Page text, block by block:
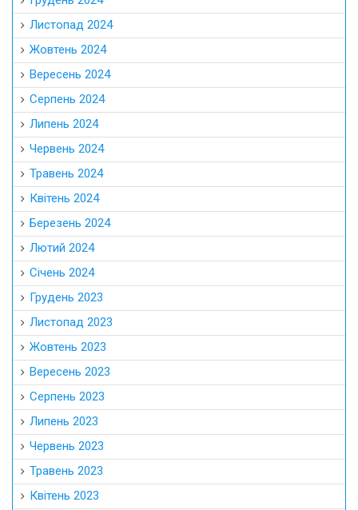
Листопад 2024
Жовтень 2024
Вересень 2024
Серпень 2024
Липень 2024
Червень 2024
Травень 2024
Квітень 2024
Березень 2024
Лютий 2024
Січень 2024
Грудень 2023
Листопад 2023
Жовтень 2023
Вересень 2023
Серпень 2023
Липень 2023
Червень 2023
Травень 2023
Квітень 2023